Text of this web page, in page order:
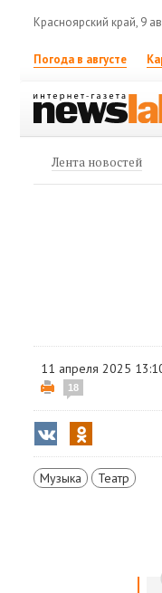
Красноярский край, 9
Погода в августе
Лента новостей
11 апреля 2025
18
Музыка Театр